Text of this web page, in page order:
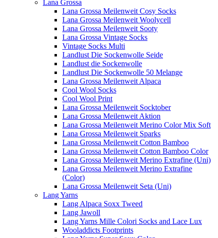
Lana Grossa
Lana Grossa Meilenweit Cosy Socks
Lana Grossa Meilenweit Woolycell
Lana Grossa Meilenweit Sooty
Lana Grossa Vintage Socks
Vintage Socks Multi
Landlust Die Sockenwolle Seide
Landlust die Sockenwolle
Landlust Die Sockenwolle 50 Melange
Lana Grossa Meilenweit Alpaca
Cool Wool Socks
Cool Wool Print
Lana Grossa Meilenweit Socktober
Lana Grossa Meilenweit Aktion
Lana Grossa Meilenweit Merino Color Mix Soft
Lana Grossa Meilenweit Sparks
Lana Grossa Meilenweit Cotton Bamboo
Lana Grossa Meilenweit Cotton Bamboo Color
Lana Grossa Meilenweit Merino Extrafine (Uni)
Lana Grossa Meilenweit Merino Extrafine
(Color)
Lana Grossa Meilenweit Seta (Uni)
Lang Yarns
Lang Alpaca Soxx Tweed
Lang Jawoll
Lang Yarns Mille Colori Socks and Lace Lux
Wooladdicts Footprints